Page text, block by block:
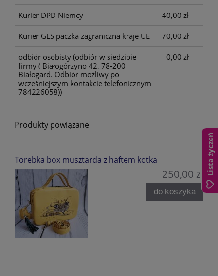
Kurier DPD Niemcy 40,00 zł
Kurier GLS paczka zagraniczna kraje UE 70,00 zł
odbiór osobisty(odbiór w siedzibie
firmy ( Białogórzyno 42, 78-200
Białogard. Odbiór możliwy po
wcześniejszym kontakcie telefonicznym
784226058))
0,00 zł
Produkty powiązane
Torebka box musztarda z haftem kotka
250,00 zł
do koszyka
Lista życzeń